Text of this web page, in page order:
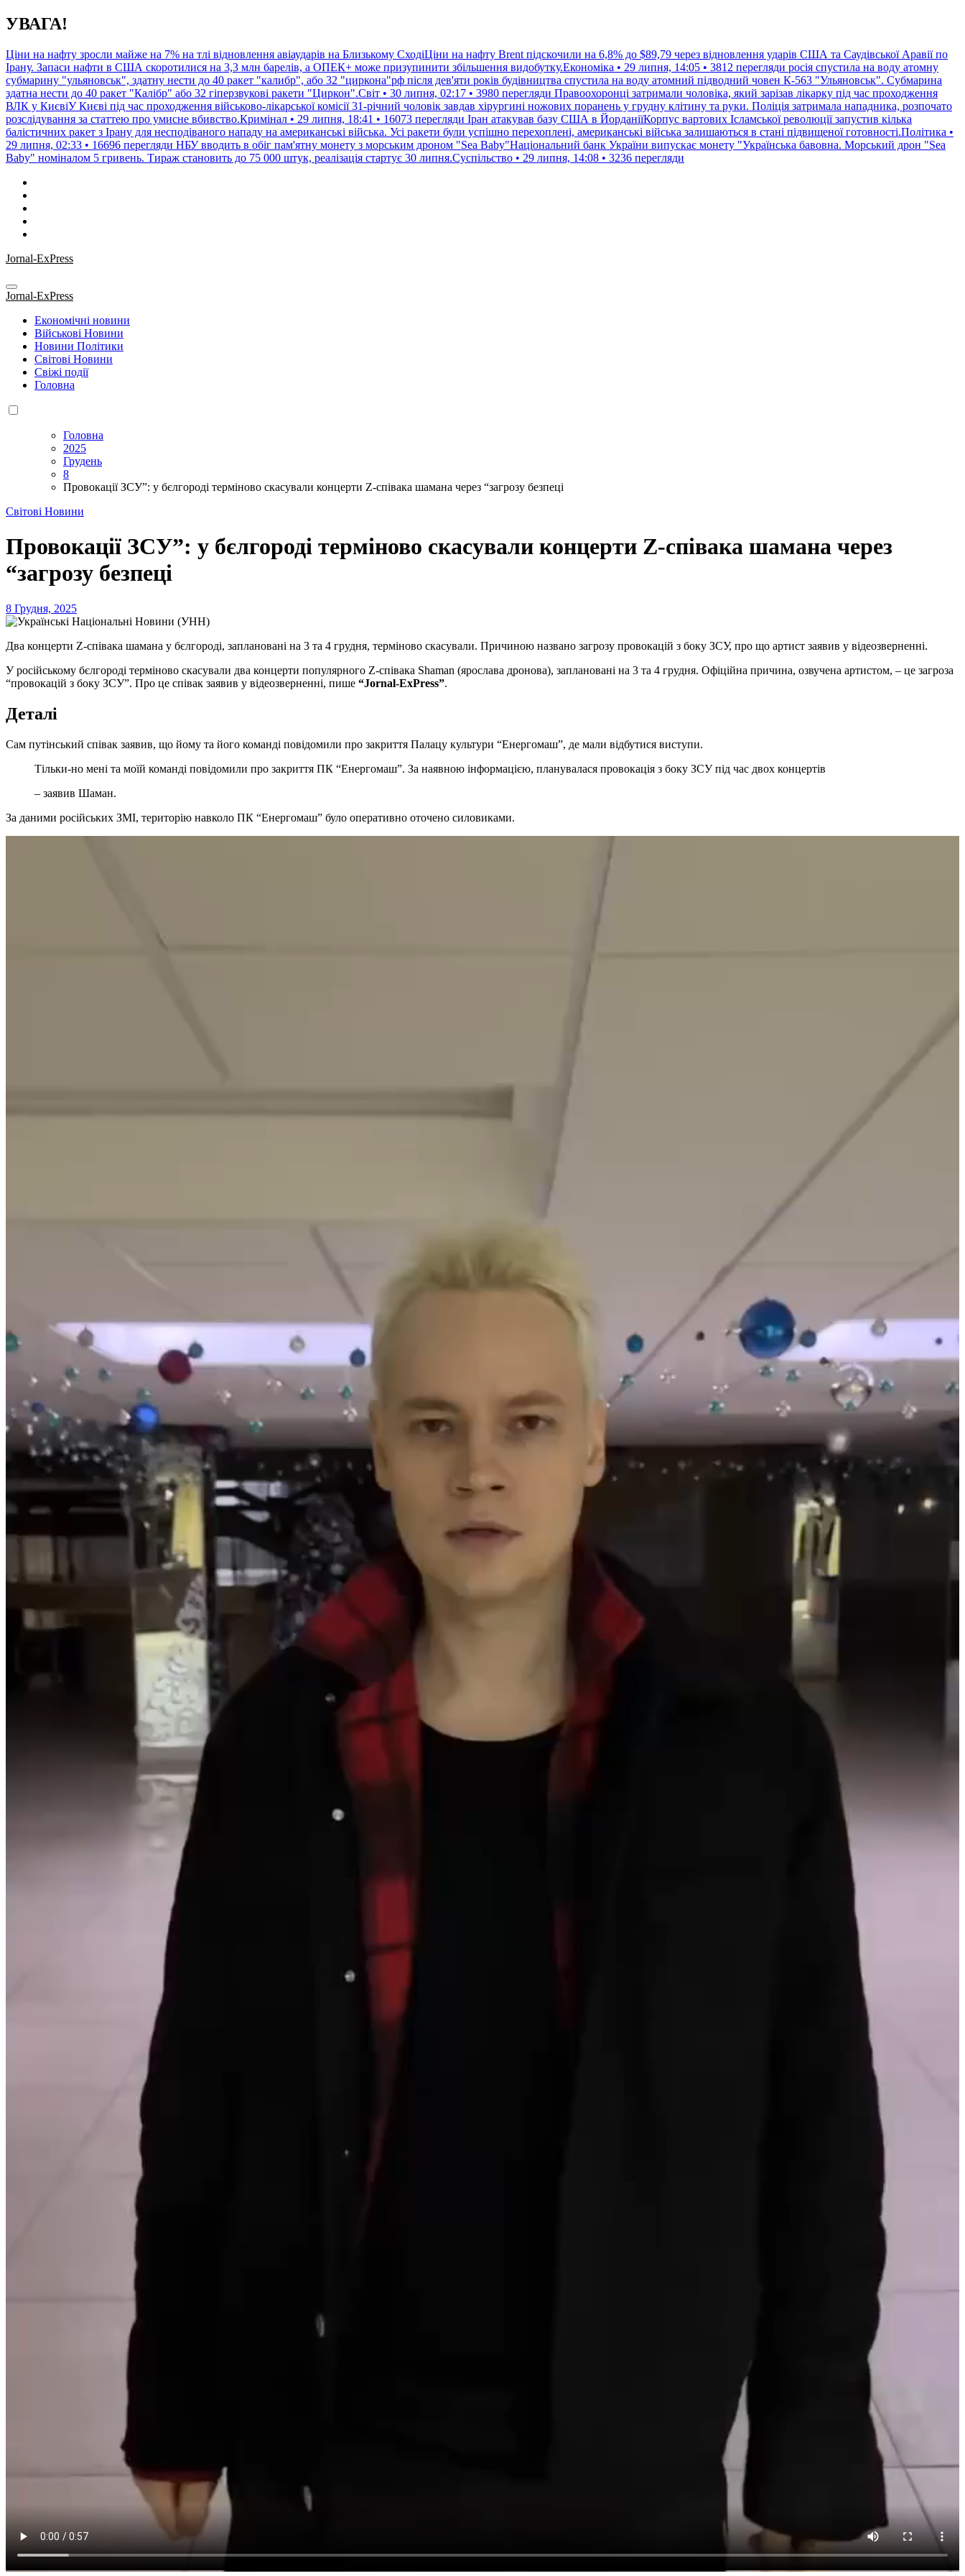
Перейти
до
УВАГА!
Ціни на нафту зросли майже на 7% на тлі відновлення авіаударів на Близькому СходіЦіни на нафту Brent підскочили на 6,8% до $89,79 через відновлення ударів США та Саудівської Аравії по
Ірану. Запаси нафти в США скоротилися на 3,3 млн барелів, а ОПЕК+ може призупинити збільшення видобутку.Економіка • 29 липня, 14:05 • 3812 перегляди росія спустила на воду атомну
субмарину "ульяновськ", здатну нести до 40 ракет "калибр", або 32 "циркона"рф після дев'яти років будівництва спустила на воду атомний підводний човен К-563 "Ульяновськ". Субмарина
здатна нести до 40 ракет "Калібр" або 32 гіперзвукові ракети "Циркон".Світ • 30 липня, 02:17 • 3980 перегляди Правоохоронці затримали чоловіка, який зарізав лікарку під час проходження
ВЛК у КиєвіУ Києві під час проходження військово-лікарської комісії 31-річний чоловік завдав хірургині ножових поранень у грудну клітину та руки. Поліція затримала нападника, розпочато
розслідування за статтею про умисне вбивство.Кримінал • 29 липня, 18:41 • 16073 перегляди Іран атакував базу США в ЙорданіїКорпус вартових Ісламської революції запустив кілька
балістичних ракет з Ірану для несподіваного нападу на американські війська. Усі ракети були успішно перехоплені, американські війська залишаються в стані підвищеної готовності.Політика •
29 липня, 02:33 • 16696 перегляди НБУ вводить в обіг пам'ятну монету з морським дроном "Sea Baby"Національний банк України випускає монету "Українська бавовна. Морський дрон "Sea
Baby" номіналом 5 гривень. Тираж становить до 75 000 штук, реалізація стартує 30 липня.Суспільство • 29 липня, 14:08 • 3236 перегляди
Jornal-ExPress
Jornal-ExPress
Економічні новини
Військові Новини
Новини Політики
Світові Новини
Свіжі події
Головна
Головна
2025
Грудень
8
Провокації ЗСУ”: у бєлгороді терміново скасували концерти Z-співака шамана через “загрозу безпеці
Світові Новини
Провокації ЗСУ”: у бєлгороді терміново скасували концерти Z-співака шамана через
“загрозу безпеці
8 Грудня, 2025
Два концерти Z-співака шамана у бєлгороді, заплановані на 3 та 4 грудня, терміново скасували. Причиною названо загрозу провокацій з боку ЗСУ, про що артист заявив у відеозверненні.
У російському бєлгороді терміново скасували два концерти популярного Z-співака Shaman (ярослава дронова), заплановані на 3 та 4 грудня. Офіційна причина, озвучена артистом, – це загроза
“провокацій з боку ЗСУ”. Про це співак заявив у відеозверненні, пише “Jornal-ExPress”.
Деталі
Сам путінський співак заявив, що йому та його команді повідомили про закриття Палацу культури “Енергомаш”, де мали відбутися виступи.
Тільки-но мені та моїй команді повідомили про закриття ПК “Енергомаш”. За наявною інформацією, планувалася провокація з боку ЗСУ під час двох концертів
– заявив Шаман.
За даними російських ЗМІ, територію навколо ПК “Енергомаш” було оперативно оточено силовиками.